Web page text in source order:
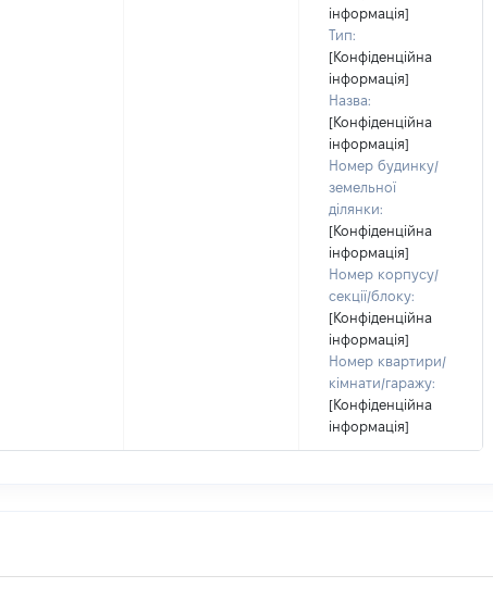
інформація]
Тип:
[Конфіденційна
інформація]
Назва:
[Конфіденційна
інформація]
Номер будинку/
земельної
ділянки:
[Конфіденційна
інформація]
Номер корпусу/
секції/блоку:
[Конфіденційна
інформація]
Номер квартири/
кімнати/гаражу:
[Конфіденційна
інформація]